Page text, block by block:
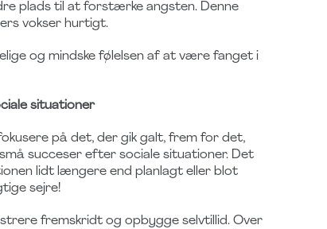
plads til at forstærke angsten. Denne
vokser hurtigt.
og mindske følelsen af at være fanget i
situationer
på det, der gik galt, frem for det,
succeser efter sociale situationer. Det
lidt længere end planlagt eller blot
sejre!
fremskridt og opbygge selvtillid. Over